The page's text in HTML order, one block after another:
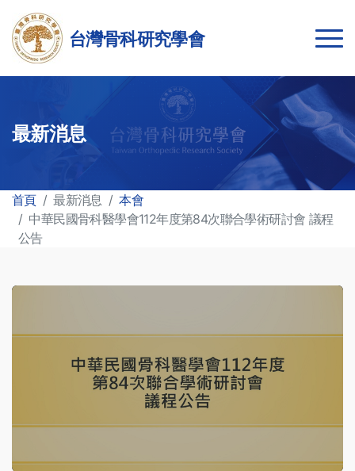
台灣骨科研究學會
最新消息
首頁 最新消息
本會
中華民國骨科醫學會112年度第84次聯合學術研討會 議程
公告